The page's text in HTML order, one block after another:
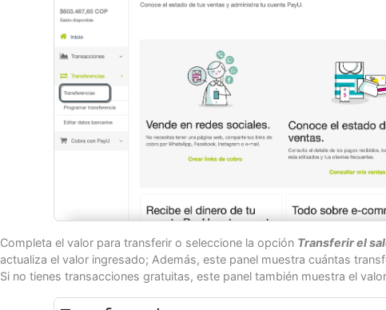
Completa el valor para transferir o seleccione la opción Transferir el
actualiza el valor ingresado; Además, este panel muestra cuántas
Si no tienes transacciones gratuitas, este panel también muestra el